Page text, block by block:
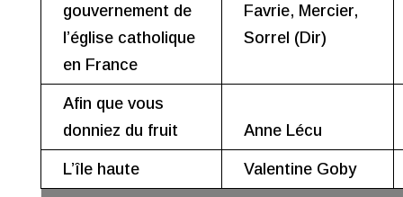
gouvernement de
l’église catholique
en France
Favrie, Mercier,
Sorrel (Dir)
Afin que vous
donniez du fruit
Anne Lécu
L’île haute Valentine Goby